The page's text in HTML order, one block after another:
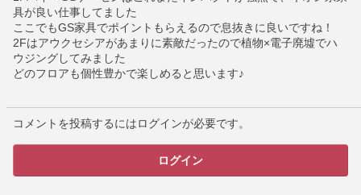
具が良い仕事してました
ここでもGS家具でポイントもらえるので息抜きに良いですね！
2Fはアウクセシアがあまりに素敵だったので植物×電子廃墟でハ
ウジングしてみました
どのフロアも個性豊かで楽しめると思います♪
コメントを投稿するにはログインが必要です。
ログイン